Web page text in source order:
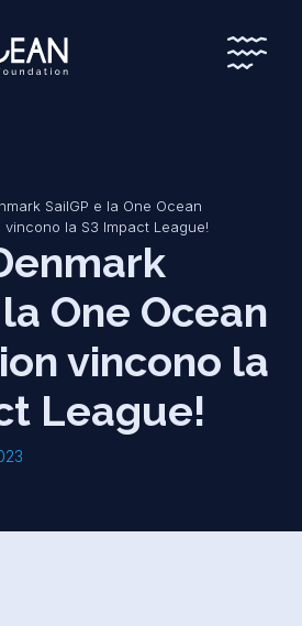
*
*
SailGP e la One Ocean
vincono la S3 Impact League!
One Ocean
vincono la
League!